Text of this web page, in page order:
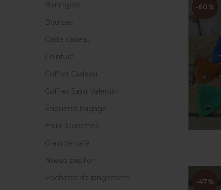
Berlingots
Bourses
Carte cadeau
Ceinture
Coffret Cadeau
Coffret Saint Valentin
Étiquette bagage
Étuis à lunettes
Grain de café
Nœud papillon
Pochette de rangement
-60%
-47%